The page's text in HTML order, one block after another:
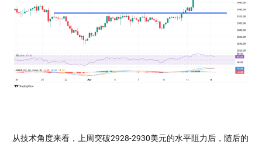
从技术角度来看，上周突破2928-2930美元的水平阻力后，随后的